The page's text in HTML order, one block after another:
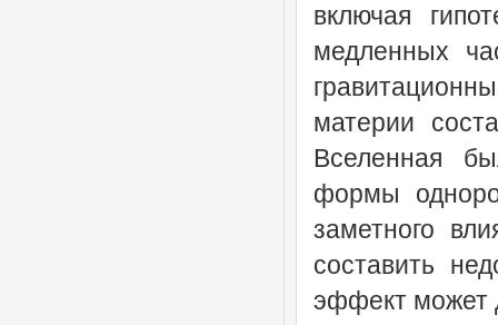
включая
медленных
материи
Вселенная
формы
заметного
составить
эффект может